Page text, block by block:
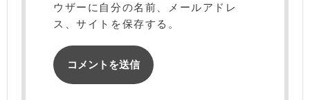
ウザーに自分の名前、メールアドレ
ス、サイトを保存する。